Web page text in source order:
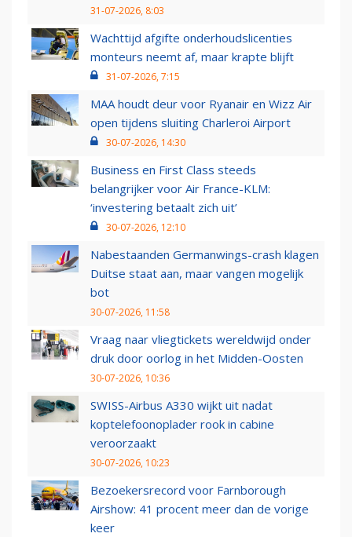
31-07-2026, 8:03
Wachttijd afgifte onderhoudslicenties
monteurs neemt af, maar krapte blijft
31-07-2026, 7:15
MAA houdt deur voor Ryanair en Wizz Air
open tijdens sluiting Charleroi Airport
30-07-2026, 14:30
Business en First Class steeds
belangrijker voor Air France-KLM:
‘investering betaalt zich uit’
30-07-2026, 12:10
Nabestaanden Germanwings-crash klagen
Duitse staat aan, maar vangen mogelijk
bot
30-07-2026, 11:58
Vraag naar vliegtickets wereldwijd onder
druk door oorlog in het Midden-Oosten
30-07-2026, 10:36
SWISS-Airbus A330 wijkt uit nadat
koptelefoonoplader rook in cabine
veroorzaakt
30-07-2026, 10:23
Bezoekersrecord voor Farnborough
Airshow: 41 procent meer dan de vorige
keer